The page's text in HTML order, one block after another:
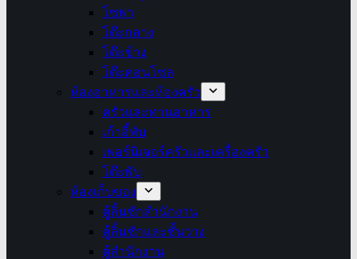
โซฟา
โต๊ะกลาง
โต๊ะข้าง
โต๊ะคอนโซล
ห้องอาหารและห้องครัว
ครัวและทานอาหาร
เก้าอี้พับ
เฟอร์นิเจอร์ครัวและเครื่องครัว
โต๊ะพับ
ห้องเก็บของ
ตู้ลิ้นชักสำนักงาน
ตู้ลิ้นชักและชั้นวาง
ตู้สำนักงาน